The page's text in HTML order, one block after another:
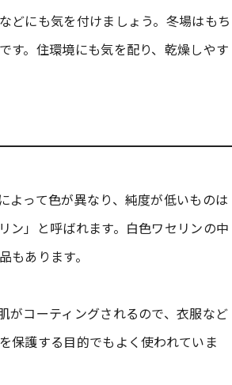
どにも気を付けましょう。冬場はもち
す。住環境にも気を配り、乾燥しやす
よって色が異なり、純度が低いものは
ン」と呼ばれます。白色ワセリンの中
あります。
がコーティングされるので、衣服など
保護する目的でもよく使われていま